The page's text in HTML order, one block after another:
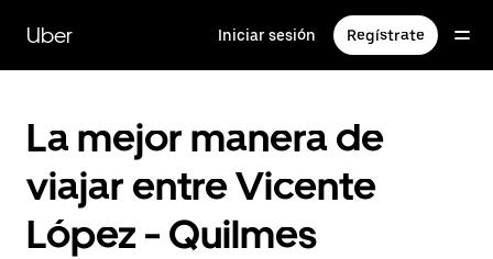
contenido
principal
Uber Iniciar sesión Regístrate
La mejor manera de
viajar entre Vicente
López - Quilmes